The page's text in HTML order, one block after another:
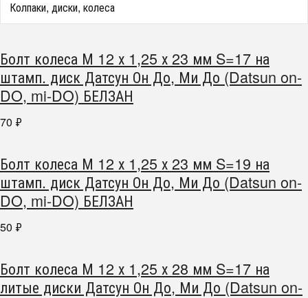
Колпаки, диски, колеса
Болт колеса М 12 х 1,25 х 23 мм S=17 на
штамп. диск Датсун Он До, Ми До (Datsun on-
DO, mi-DO) БЕЛЗАН
70 ₽
Болт колеса М 12 х 1,25 х 23 мм S=19 на
штамп. диск Датсун Он До, Ми До (Datsun on-
DO, mi-DO) БЕЛЗАН
50 ₽
Болт колеса М 12 х 1,25 х 28 мм S=17 на
литые диски Датсун Он До, Ми До (Datsun on-